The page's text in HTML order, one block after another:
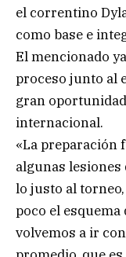
el correntino
como base e
El mencionado
proceso junto al
gran
internacional.
«La preparación
algunas lesiones
lo justo al
poco el esquema
volvemos a ir